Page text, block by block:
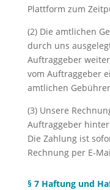
Plattform zum
(2) Die amtlichen
durch uns
Auftraggeber
vom Auftraggeber
amtlichen
(3) Unsere
Auftraggeber
Die Zahlung ist
Rechnung per E-
§ 7 Haftung und